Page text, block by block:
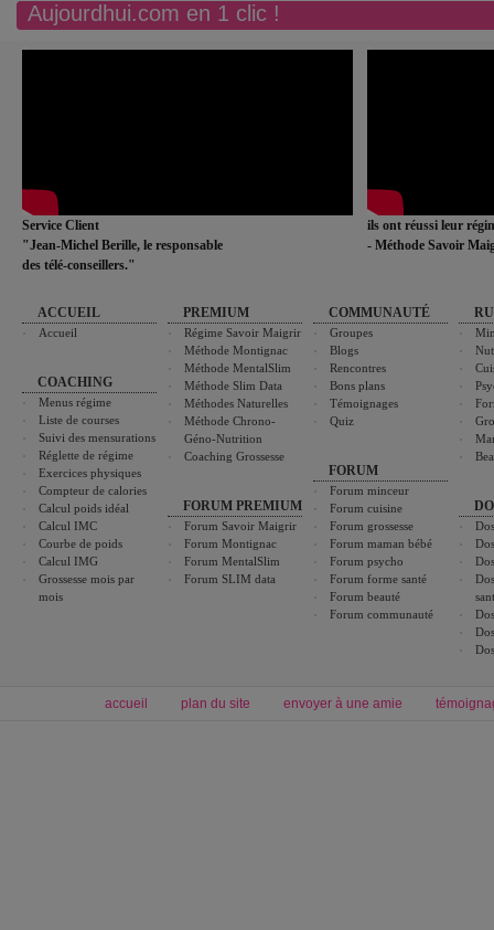
Aujourdhui.com en 1 clic !
Service Client
"Jean-Michel Berille, le responsable
des télé-conseillers."
ils ont réussi leur
- Méthode Savoir
ACCUEIL
Accueil
COACHING
Menus régime
Liste de courses
Suivi des mensurations
Réglette de régime
Exercices physiques
Compteur de calories
Calcul poids idéal
Calcul IMC
Courbe de poids
Calcul IMG
Grossesse mois par
mois
PREMIUM
Régime Savoir Maigrir
Méthode Montignac
Méthode MentalSlim
Méthode Slim Data
Méthodes Naturelles
Méthode Chrono-
Géno-Nutrition
Coaching Grossesse
FORUM PREMIUM
Forum Savoir Maigrir
Forum Montignac
Forum MentalSlim
Forum SLIM data
COMMUNAUTÉ
Groupes
Blogs
Rencontres
Bons plans
Témoignages
Quiz
FORUM
Forum minceur
Forum cuisine
Forum grossesse
Forum maman bébé
Forum psycho
Forum forme santé
Forum beauté
Forum communauté
accueil plan du site envoyer à une amie